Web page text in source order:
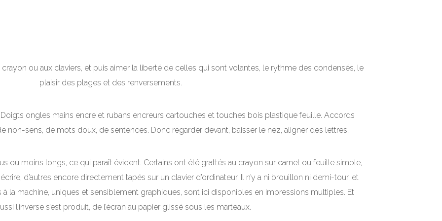
ou aux claviers, et puis aimer la liberté de celles qui sont volantes, le rythme des condensés, le
plaisir des plages et des renversements.
ongles mains encre et rubans encreurs cartouches et touches bois plastique feuille. Accords
non-sens, de mots doux, de sentences. Donc regarder devant, baisser le nez, aligner des lettres.
ou moins longs, ce qui paraît évident. Certains ont été grattés au crayon sur carnet ou feuille simple,
d’autres encore directement tapés sur un clavier d’ordinateur. Il n’y a ni brouillon ni demi-tour, et
à la machine, uniques et sensiblement graphiques, sont ici disponibles en impressions multiples. Et
l’inverse s’est produit, de l’écran au papier glissé sous les marteaux.